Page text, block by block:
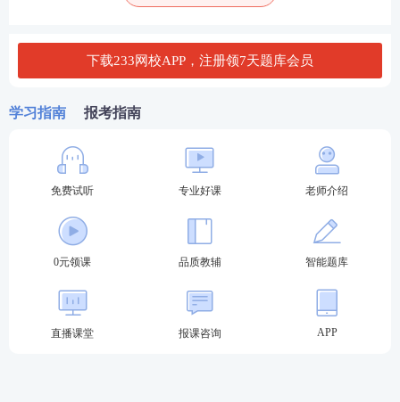
V题库真的有点东西！
下载233网校APP，注册领7天题库会员
学习指南 报考指南
免费试听 专业好课 老师介绍
0元领课 品质教辅 智能题库
直播课堂 报课咨询 APP